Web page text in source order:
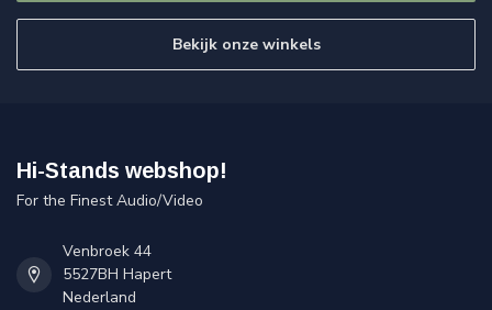
Bekijk onze winkels
Hi-Stands webshop!
For the Finest Audio/Video
Venbroek 44
5527BH Hapert
Nederland